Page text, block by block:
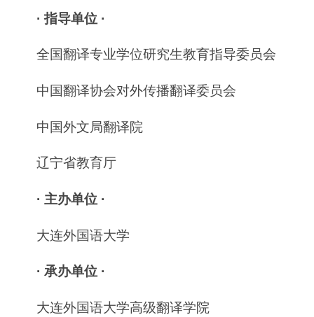
· 指导单位 ·
全国翻译专业学位研究生教育指导委员会
中国翻译协会对外传播翻译委员会
中国外文局翻译院
辽宁省教育厅
· 主办单位 ·
大连外国语大学
· 承办单位 ·
大连外国语大学高级翻译学院